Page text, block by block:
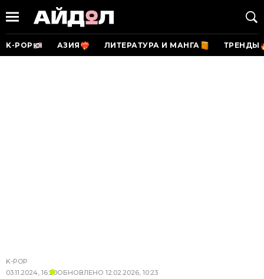
K-POP АЗИЯ ЛИТЕРАТУРА И МАНГА ТРЕНДЫ
K-POP
03.11.2024, 16:20ОБНОВЛЕНО 12.02.2026, 10:23